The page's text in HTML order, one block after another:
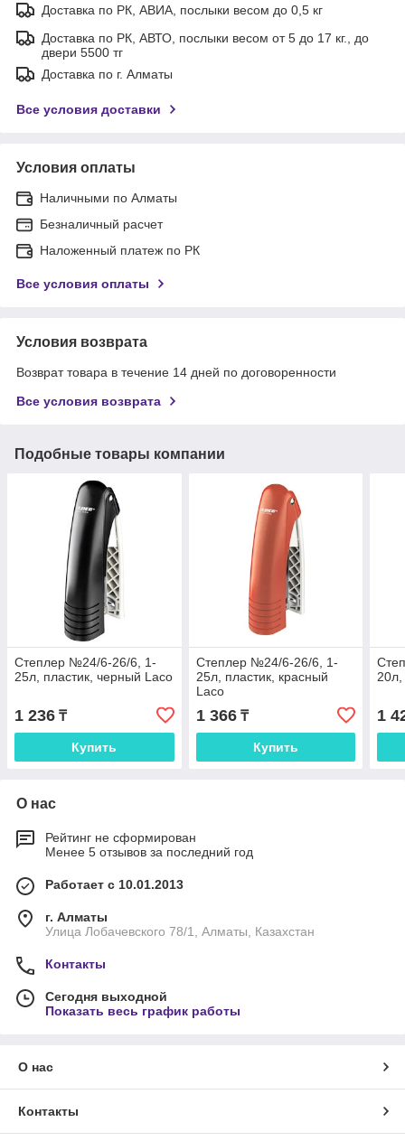
Доставка по РК, АВИА, послыки весом до 0,5 кг
Доставка по РК, АВТО, послыки весом от 5 до 17 кг., до
двери 5500 тг
Доставка по г. Алматы
Все условия доставки
Условия оплаты
Наличными по Алматы
Безналичный расчет
Наложенный платеж по РК
Все условия оплаты
Условия возврата
Возврат товара в течение 14 дней по договоренности
Все условия возврата
Подобные товары компании
Степлер №24/6-26/6, 1-
25л, пластик, черный Laco
1 236 ₸
Купить
Степлер №24/6-26/6, 1-
25л, пластик, красный
Laco
1 366₸
Купить
20л,
1
О нас
Рейтинг не сформирован
Менее 5 отзывов за последний год
Работает с 10.01.2013
г. Алматы
Улица Лобачевского 78/1, Алматы, Казахстан
Контакты
Сегодня выходной
Показать весь график работы
О нас
Контакты